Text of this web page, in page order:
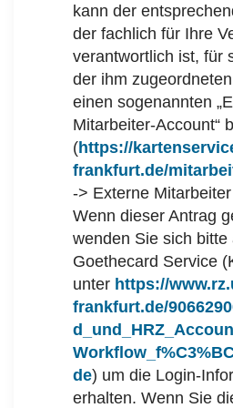
kann der
der fachlich für Ihre
verantwortlich ist, für
der ihm
einen sogenannten
Mitarbeiter-Account“
(https://
frankfurt.de/
-> Externe
Wenn dieser Antrag
wenden Sie sich bitte
Goethecard Service
unter https://
frankfurt.de/
de) um die Login-
erhalten. Wenn Sie